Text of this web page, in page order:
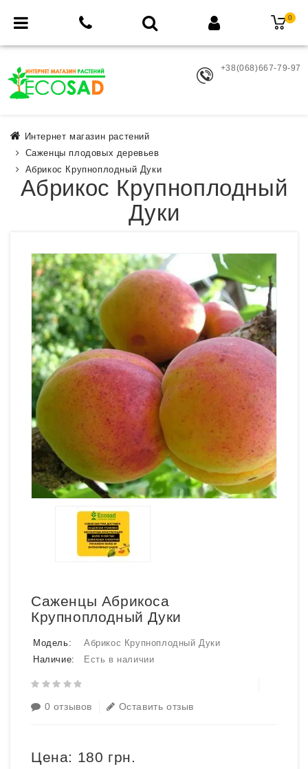
0
+38(068)667-79-97
Интернет магазин растений
Саженцы плодовых деревьев
Абрикос Крупноплодный Дуки
Абрикос Крупноплодный
Дуки
Саженцы Абрикоса
Крупноплодный Дуки
Модель:
Абрикос Крупноплодный Дуки
Наличие:
Есть в наличии
0 отзывов Оставить отзыв
Цена: 180 грн.